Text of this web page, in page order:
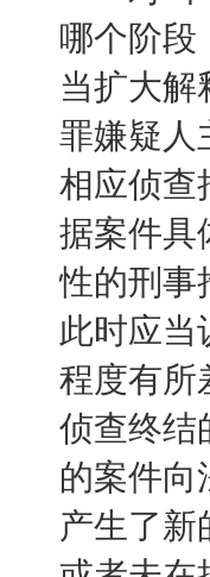
哪个阶段
当扩大
罪嫌疑人
相应侦查
据案件具
性的刑事
此时应
程度有所
侦查终结
的案件
产生了